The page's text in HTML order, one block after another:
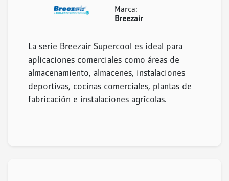
Marca:
Breezair
La serie Breezair Supercool es ideal para
aplicaciones comerciales como áreas de
almacenamiento, almacenes, instalaciones
deportivas, cocinas comerciales, plantas de
fabricación e instalaciones agrícolas.